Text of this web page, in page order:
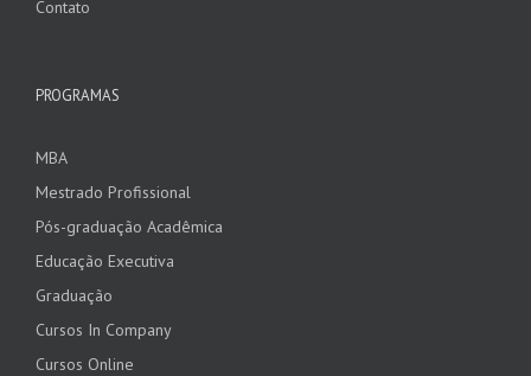
Contato
PROGRAMAS
MBA
Mestrado Profissional
Pós-graduação Acadêmica
Educação Executiva
Graduação
Cursos In Company
Cursos Online